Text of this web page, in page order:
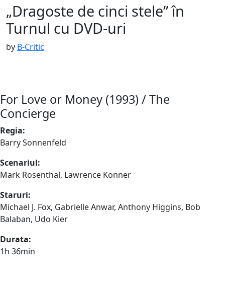
„Dragoste de cinci stele” în
Turnul cu DVD-uri
Published
iulie
20177
iulie
2017
by B-Critic
For Love or Money (1993) / The
Concierge
Regia:
Barry Sonnenfeld
Scenariul:
Mark Rosenthal, Lawrence Konner
Staruri:
Michael J. Fox, Gabrielle Anwar, Anthony Higgins, Bob
Balaban, Udo Kier
Durata:
1h 36min